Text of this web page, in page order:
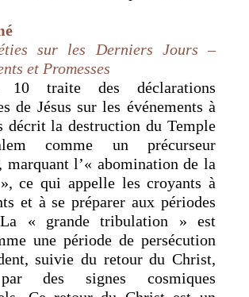
sur les Derniers Jours –
et Promesses
traite des déclarations
de Jésus sur les événements à
décrit la destruction du Temple
comme un précurseur
l’« abomination de la
ce qui appelle les croyants à
et à se préparer aux périodes
« grande tribulation » est
une période de persécution
suivie du retour du Christ,
des signes cosmiques